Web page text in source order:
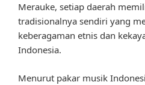
Merauke, setiap daerah
tradisionalnya sendiri yang
keberagaman etnis dan
Indonesia.
Menurut pakar musik